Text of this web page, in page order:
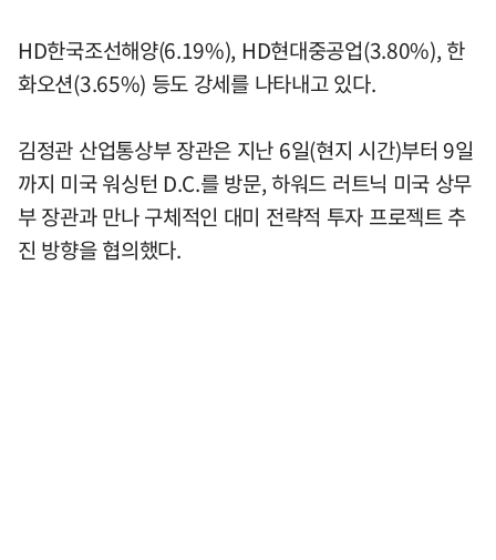
HD한국조선해양(6.19%), HD현대중공업(3.80%), 한
화오션(3.65%) 등도 강세를 나타내고 있다.
김정관 산업통상부 장관은 지난 6일(현지 시간)부터 9일
까지 미국 워싱턴 D.C.를 방문, 하워드 러트닉 미국 상무
부 장관과 만나 구체적인 대미 전략적 투자 프로젝트 추
진 방향을 협의했다.